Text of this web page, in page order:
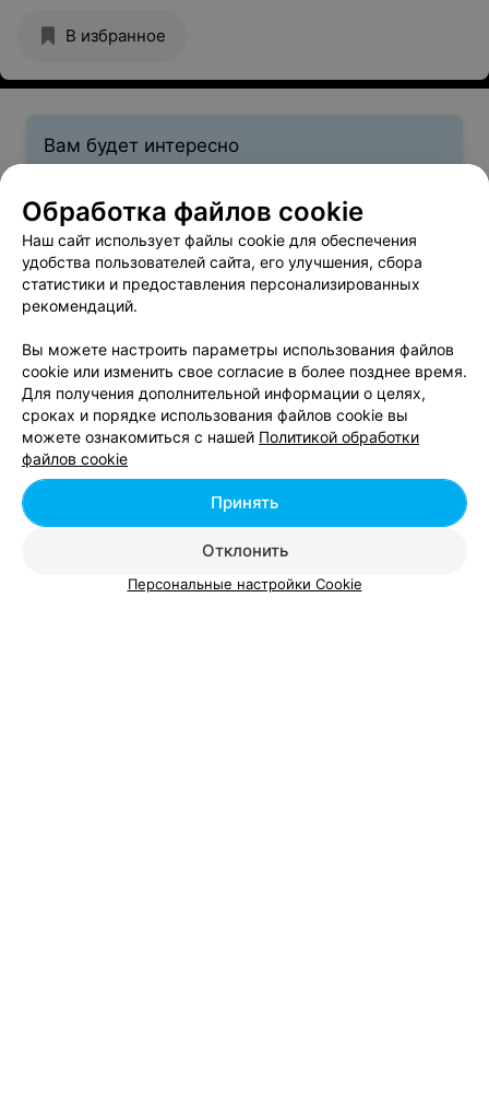
приезжали в Лагуну янтарную. Можно сказать, даже
день. Мероприятие прошло на высоком уровне.
Оксане и Марии, официантам Наталье, Марте,
высшем уровне. По какому бы вопросу мы не
обратились, все решилось положительно. Я желаю
вашему комплексу дальнейшего процветания. Сегодня
с уверенностью могу сказать, что мы не ошиблись с
выбором заведения для проведения мероприятия!
В избранное
Вам будет интересно
Блюда белорусской кухни из мяса и птицы в
Беларуси
Оливье в Беларуси
Сельдь под шубой в Беларуси
Добавить компанию
Обработка файлов cookie
Наш сайт использует файлы cookie для обеспечения
удобства пользователей сайта, его улучшения, сбора
статистики и предоставления персонализированных
рекомендаций.
Вы можете настроить параметры использования файлов
cookie или изменить свое согласие в более позднее время.
Для получения дополнительной информации о целях,
сроках и порядке использования файлов cookie вы
можете ознакомиться с нашей Политикой обработки
файлов cookie
Отклонить
Принять
Персональные настройки Cookie